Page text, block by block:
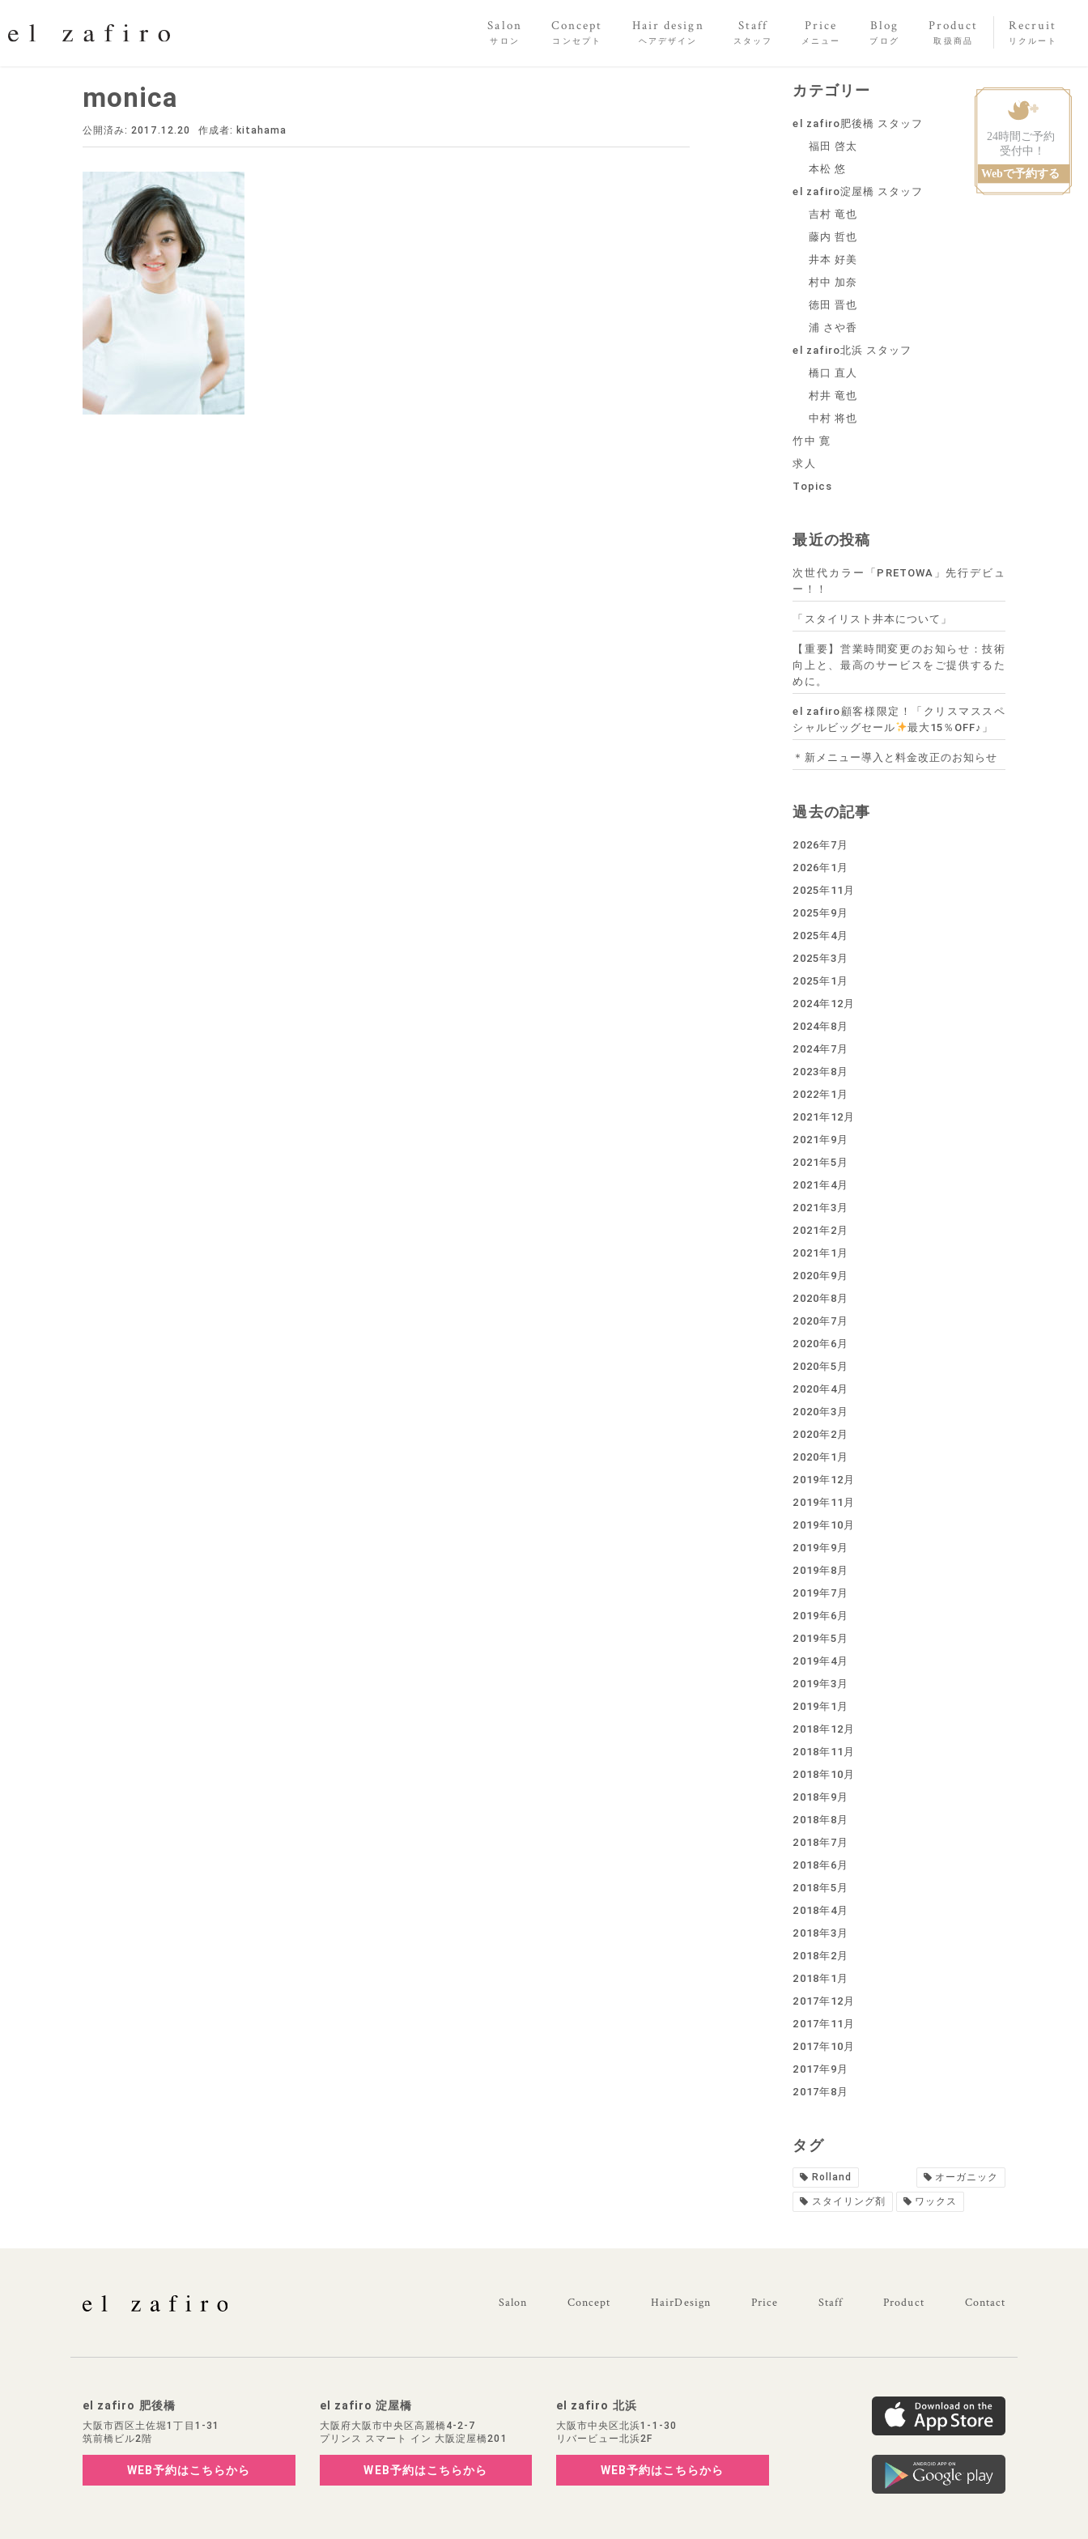
Salon
サロン
Concept
コンセプト
Hair design
ヘアデザイン
Staff
スタッフ
Price
メニュー
Blog
ブログ
Product
取扱商品
Recruit
リクルート
monica
公開済み: 2017.12.20 作成者: kitahama
カテゴリー
el zafiro肥後橋 スタッフ
福田 啓太
本松 悠
el zafiro淀屋橋 スタッフ
吉村 竜也
藤内 哲也
井本 好美
村中 加奈
徳田 晋也
浦 さや香
el zafiro北浜 スタッフ
橋口 直人
村井 竜也
中村 将也
竹中 寛
求人
Topics
最近の投稿
次世代カラー「PRETOWA」先行デビュ
ー！！
「スタイリスト井本について」
【重要】営業時間変更のお知らせ：技術
向上と、最高のサービスをご提供するた
めに。
el zafiro顧客様限定！「クリスマススペ
シャルビッグセール
最大15％OFF♪」
＊新メニュー導入と料金改正のお知らせ
過去の記事
2026年7月
2026年1月
2025年11月
2025年9月
2025年4月
2025年3月
2025年1月
2024年12月
2024年8月
2024年7月
2023年8月
2022年1月
2021年12月
2021年9月
2021年5月
2021年4月
2021年3月
2021年2月
2021年1月
2020年9月
2020年8月
2020年7月
2020年6月
2020年5月
2020年4月
2020年3月
2020年2月
2020年1月
2019年12月
2019年11月
2019年10月
2019年9月
2019年8月
2019年7月
2019年6月
2019年5月
2019年4月
2019年3月
2019年1月
2018年12月
2018年11月
2018年10月
2018年9月
2018年8月
2018年7月
2018年6月
2018年5月
2018年4月
2018年3月
2018年2月
2018年1月
2017年12月
2017年11月
2017年10月
2017年9月
2017年8月
タグ
Rolland オーガニック
スタイリング剤 ワックス
Salon Concept HairDesign Price Staff Product Contact
el zafiro 肥後橋
大阪市西区土佐堀1丁目1-31
筑前橋ビル2階
WEB予約はこちらから
el zafiro 淀屋橋
大阪府大阪市中央区高麗橋4-2-7
プリンス スマート イン 大阪淀屋橋201
WEB予約はこちらから
el zafiro 北浜
大阪市中央区北浜1-1-30
リバービュー北浜2F
WEB予約はこちらから